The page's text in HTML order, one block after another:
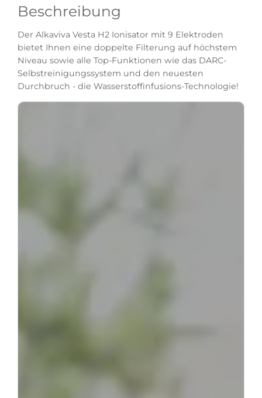
Beschreibung
Der Alkaviva Vesta H2 Ionisator mit 9 Elektroden
bietet Ihnen eine doppelte Filterung auf höchstem
Niveau sowie alle Top-Funktionen wie das DARC-
Selbstreinigungssystem und den neuesten
Durchbruch - die Wasserstoffinfusions-Technologie!